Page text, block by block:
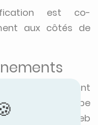
est co-
aux côtés de
de produits sont
du groupe
le site web